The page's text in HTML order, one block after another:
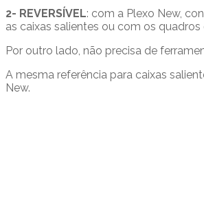
2- REVERSÍVEL: com a Plexo New,
as caixas salientes ou com os
Por outro lado, não precisa de
A mesma referência para caixas
New.